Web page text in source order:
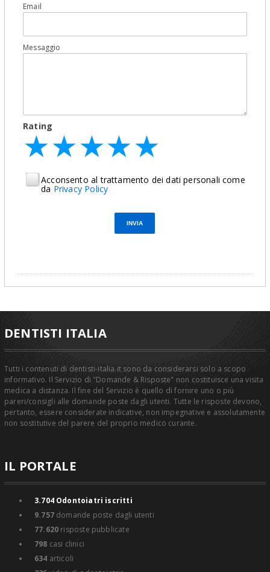
Email
Messaggio
Rating
★
★★
★★★
★★★★
★★★★★
Acconsento al trattamento dei dati personali come
da Privacy Policy
DENTISTI ITALIA
Tutti i contenuti di dentisti-italia.it sono da considerarsi solo a scopo
informativo. Il Servizio di "Domande & Risposte" non costituisce una visita
medica a distanza. Il fine del Servizio è quello di fornire uno o più
pareri/consigli alle domande poste dagli utenti. Tutte le risposte devono,
pertanto, essere considerate indicative, non impegnative e assolutamente
non sostitutive del parere del proprio medico curante.
IL PORTALE
3.704Odontoiatri iscritti
9.757domande poste dagli utenti
77.620 risposte pubblicate
798 casi clinici
634 articoli